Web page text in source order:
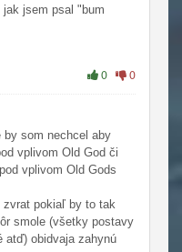
jsem psal "bum
0 0
by som nechcel aby
vplivom Old God či
vplivom Old Gods
zvrat pokiaľ by to tak
smole (všetky postavy
atď) obidvaja zahynú